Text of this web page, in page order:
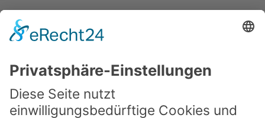
DATENSCHUTZ
IMPRESSUM